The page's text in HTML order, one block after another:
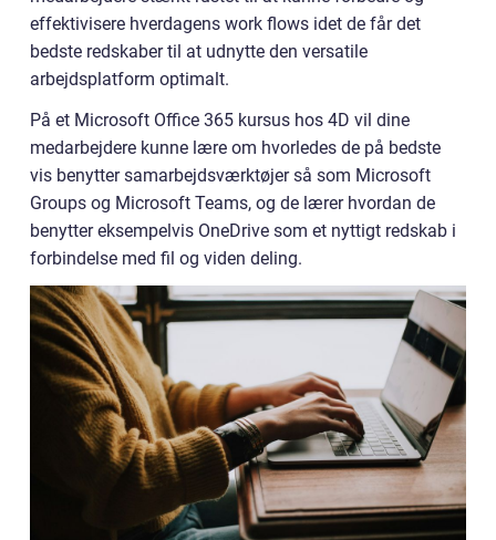
effektivisere hverdagens work flows idet de får det
bedste redskaber til at udnytte den versatile
arbejdsplatform optimalt.
På et Microsoft Office 365 kursus hos 4D vil dine
medarbejdere kunne lære om hvorledes de på bedste
vis benytter samarbejdsværktøjer så som Microsoft
Groups og Microsoft Teams, og de lærer hvordan de
benytter eksempelvis OneDrive som et nyttigt redskab i
forbindelse med fil og viden deling.